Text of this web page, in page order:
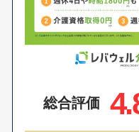
総合評価